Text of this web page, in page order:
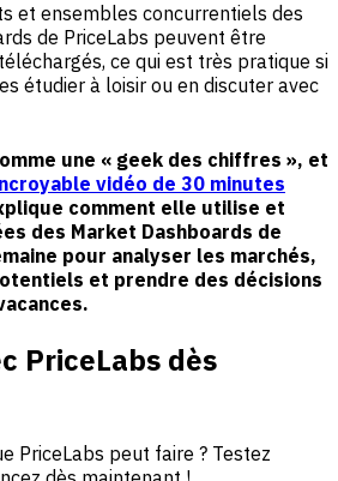
et ensembles concurrentiels des
de PriceLabs peuvent être
ce qui est très pratique si
étudier à loisir ou en discuter avec
une « geek des chiffres », et
vidéo de 30 minutes
comment elle utilise et
des Market Dashboards de
pour analyser les marchés,
et prendre des décisions
PriceLabs dès
PriceLabs peut faire ? Testez